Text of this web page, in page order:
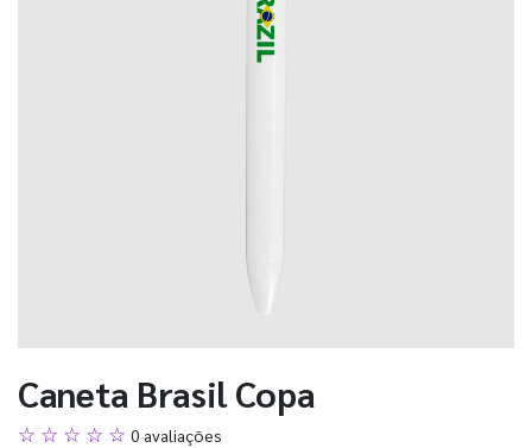
Caneta Brasil Copa
☆ ☆ ☆ ☆ ☆ 0 avaliações